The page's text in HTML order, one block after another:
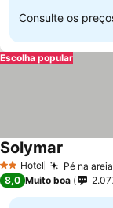
Consulte os
Escolha popular
2 Estrelas
Hotel Pé na
Solymar
8,0 Muito boa